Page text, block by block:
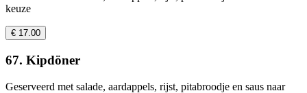
keuze
€ 17.00
67. Kipdöner
Geserveerd met salade, aardappels, rijst, pitabroodje en saus naar